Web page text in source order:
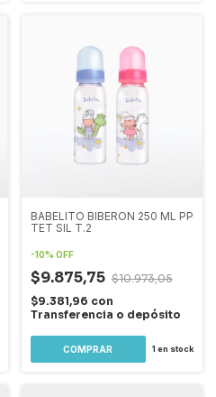
BABELITO BIBERON 250 ML PP
TET SIL T.2
-10% OFF
$9.875,75 $10.973,05
$9.381,96 con
Transferencia o depósito
1 en stock